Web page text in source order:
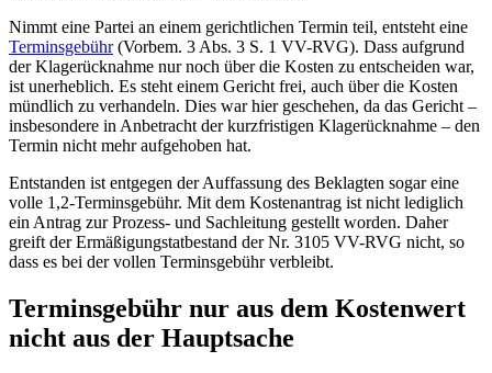
Nimmt eine Partei an einem gerichtlichen Termin teil, entsteht eine
Terminsgebühr(Vorbem. 3 Abs. 3 S. 1 VV-RVG). Dass aufgrund
der Klagerücknahme nur noch über die Kosten zu entscheiden war,
ist unerheblich. Es steht einem Gericht frei, auch über die Kosten
mündlich zu verhandeln. Dies war hier geschehen, da das Gericht –
insbesondere in Anbetracht der kurzfristigen Klagerücknahme – den
Termin nicht mehr aufgehoben hat.
Entstanden ist entgegen der Auffassung des Beklagten sogar eine
volle 1,2-Terminsgebühr. Mit dem Kostenantrag ist nicht lediglich
ein Antrag zur Prozess- und Sachleitung gestellt worden. Daher
greift der Ermäßigungstatbestand der Nr. 3105 VV-RVG nicht, so
dass es bei der vollen Terminsgebühr verbleibt.
Terminsgebühr nur aus dem Kostenwert
nicht aus der Hauptsache